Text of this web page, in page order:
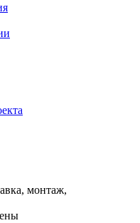
монтаж,